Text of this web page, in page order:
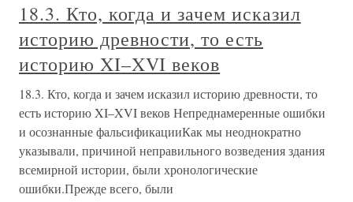
18.3. Кто, когда и зачем исказил
историю древности, то есть
историю XI–XVI веков
18.3. Кто, когда и зачем исказил историю древности, то
есть историю XI–XVI веков Непреднамеренные ошибки
и осознанные фальсификацииКак мы неоднократно
указывали, причиной неправильного возведения здания
всемирной истории, были хронологические
ошибки.Прежде всего, были